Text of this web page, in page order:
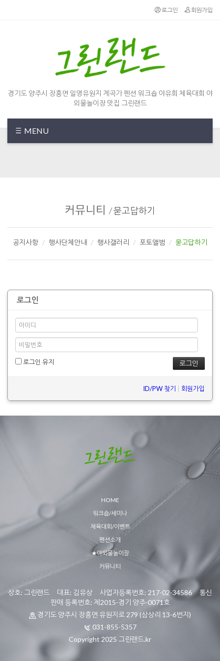
로그인 회원가입
경기도 양주시 장흥면 일영유원지 계곡가 펜션 워크숍 야유회 체육대회 야
외물놀이장 맛집 그린랜드
MENU
커뮤니티 /묻고답하기
공지사항 행사단체안내 행사갤러리 포토앨범 묻고답하기
로그인
로그인 유지
ID/PW 찾기 | 회원가입
HOME
워크숍/세미나
체육대회/이벤트
펜션소개
★야외물놀이장
커뮤니티
상호: 그린랜드 대표: 김유상 사업자등록번호: 217-02-34586 통신
판매 등록번호: 제2015-경기 양주-0071호
경기도 양주시 장흥면 유원지로 279 (삼상리 13-6번지)
031-855-5357
Copyright 2025 그린랜드.kr